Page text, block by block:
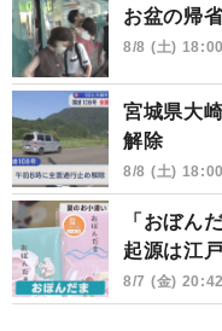
お盆の帰
8/8 (土) 18:00
宮城県大
解除
8/8 (土) 18:00
「おぼん
起源は江
8/7 (金) 20:42